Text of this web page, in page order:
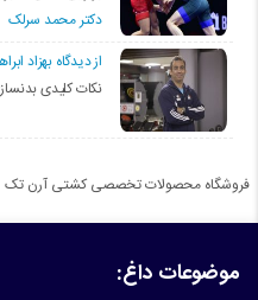
دکتر محمد سرلک
از دیدگاه بهزاد
نکات کلیدی
فروشگاه محصولات تخصصی کشتی آرن تک
موضوعات داغ: